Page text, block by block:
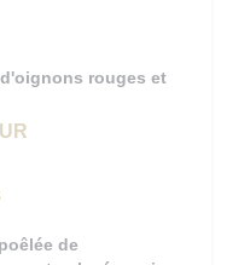
rouges et
de